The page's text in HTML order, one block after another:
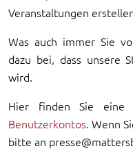
Veranstaltungen
Was auch immer Sie
dazu bei, dass unsere
wird.
Hier finden Sie
Benutzerkontos. Wenn
bitte an